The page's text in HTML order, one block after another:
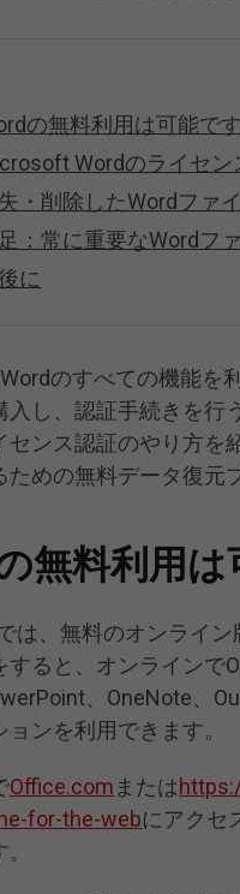
の無料利用は可能で
Wordのライセン
・削除したWordファ
：常に重要なWordフ
に
のすべての機能を
入し、認証手続きを行
センス認証のやり方を
ための無料データ復元
無料利用
は、無料のオンライン
すると、オンラインで
、OneNote、
ンを利用できます。
Office.com または
for-the-webにアクセ